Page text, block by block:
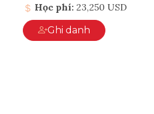
Học phí: 23,250 USD
Ghi danh